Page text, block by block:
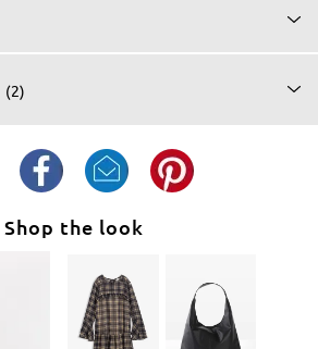
(2)
Shop the look